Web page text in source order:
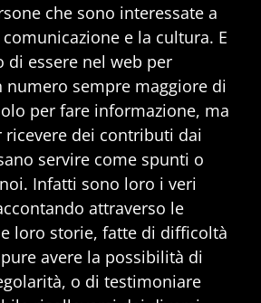
che sono interessate a
e la cultura. E
di essere nel web per
numero sempre maggiore di
per fare informazione, ma
dei contributi dai
servire come spunti o
Infatti sono loro i veri
attraverso le
loro storie, fatte di difficoltà
avere la possibilità di
o di testimoniare